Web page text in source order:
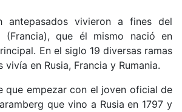
antepasados vivieron a fines del
que él mismo nació en
En el siglo 19 diversas ramas
vivía en Rusia, Francia y Rumania.
que empezar con el joven oficial de
que vino a Rusia en 1797 y